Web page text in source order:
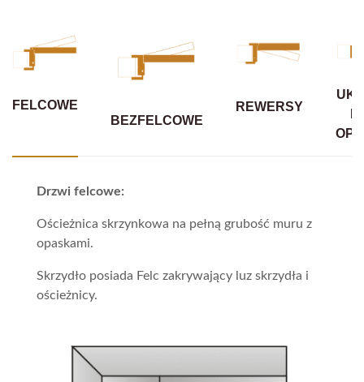
FELCOWE
BEZFELCOWE
REWERSY
Drzwi felcowe:
Ościeżnica skrzynkowa na pełną grubość muru z
opaskami.
Skrzydło posiada Felc zakrywający luz skrzydła i
ościeżnicy.